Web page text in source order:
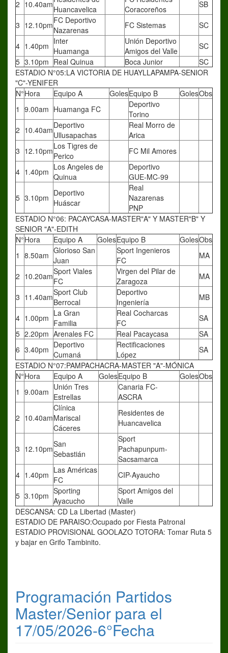
2 10.40amHuancavelica
Coracoreños
SB
3 12.10pmFC Deportivo
Nazarenas
FC Sistemas SC
4 1.40pm Inter
Huamanga
Unión Deportivo
Amigos del Valle
SC
5 3.10pm Real Quinua Boca Junior
SC
ESTADIO N°05:LA VICTORIA DE HUAYLLAPAMPA-SENIOR
"C"-YENIFER
N°Hora Equipo A GolesEquipo B GolesObs
1 9.00am Huamanga FC
Deportivo
Torino
2 10.40amDeportivo
Ullusapachas
Real Morro de
Arica
3 12.10pmLos Tigres de
Perico
FC Mil Amores
4 1.40pm Los Angeles de
Quinua
Deportivo
GUE-MC-99
5 3.10pm Deportivo
Huáscar
Real
Nazarenas
PNP
ESTADIO N°06: PACAYCASA-MASTER"A" Y MASTER"B" Y
SENIOR "A"-EDITH
N°Hora Equipo A GolesEquipo B GolesObs
1 8.50am Glorioso San
Juan
Sport Ingenieros
FC
MA
2 10.20amSport Viales
FC
Virgen del Pilar de
Zaragoza
MA
3 11.40amSport Club
Berrocal
Deportivo
Ingeniería
MB
4 1.00pm La Gran
Familia
Real Cocharcas
FC
SA
5 2.20pm Arenales FC Real Pacaycasa
SA
6 3.40pm Deportivo
Cumaná
Rectificaciones
López
SA
ESTADIO N°07:PAMPACHACRA-MASTER "A"-MÓNICA
N°Hora Equipo A GolesEquipo B GolesObs
1 9.00am Unión Tres
Estrellas
Canaria FC-
ASCRA
2 10.40am
Clínica
Mariscal
Cáceres
Residentes de
Huancavelica
3 12.10pmSan
Sebastián
Sport
Pachapunpum-
Sacsamarca
4 1.40pm Las Américas
FC
CIP-Ayaucho
5 3.10pm Sporting
Ayacucho
Sport Amigos del
Valle
DESCANSA: CD La Libertad (Master)
ESTADIO DE PARAISO:Ocupado por Fiesta Patronal
ESTADIO PROVISIONAL GOOLAZO TOTORA: Tomar Ruta 5
y bajar en Grifo Tambinito.
Programación Partidos
Master/Senior para el
17/05/2026-6°Fecha